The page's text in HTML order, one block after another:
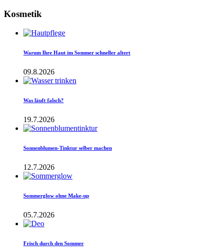
Kosmetik
Warum Ihre Haut im Sommer schneller altert
09.8.2026
Was läuft falsch?
19.7.2026
Sonnenblumen-Tinktur selber machen
12.7.2026
Sommerglow ohne Make-up
05.7.2026
Frisch durch den Sommer